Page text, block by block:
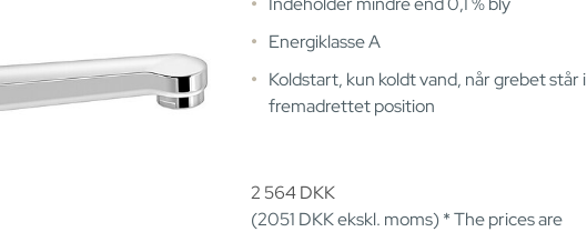
Energiklasse A
Koldstart, kun koldt vand, når grebet står i
fremadrettet position
2 564DKK
(2051 DKKekskl. moms) * The prices are